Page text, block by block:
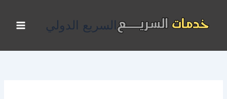
المحتوى
السريع الدولي